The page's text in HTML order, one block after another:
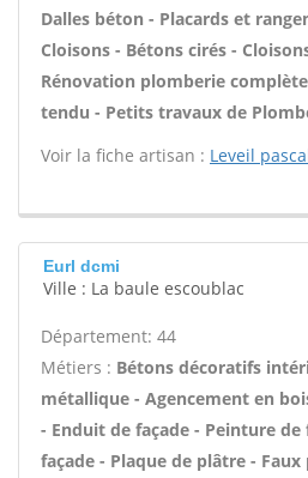
Dalles béton - Placards et
Cloisons - Bétons cirés -
Rénovation plomberie
tendu - Petits travaux de
Voir la fiche artisan : Leveil
Eurl dcmi
Ville : La baule escoublac
Département: 44
Métiers : Bétons décoratifs
métallique - Agencement en
- Enduit de façade - Peinture
façade - Plaque de plâtre -